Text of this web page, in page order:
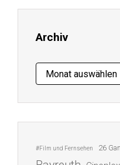
ein ...
Archiv
Archiv
#Film und Fernsehen 26